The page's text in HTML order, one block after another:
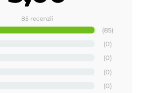
85 recenzii
(85)
(0)
(0)
(0)
(0)